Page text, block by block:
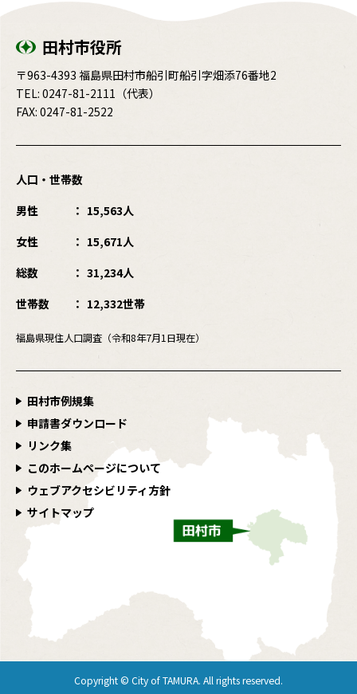
田村市役所
〒963-4393 福島県田村市船引町船引字畑添76番地2
TEL: 0247-81-2111 （代表）
FAX: 0247-81-2522
人口・世帯数
男性
15,563人
女性
15,671人
総数
31,234人
世帯数
12,332世帯
福島県現住人口調査（令和8年7月1日現在）
田村市例規集
申請書ダウンロード
リンク集
このホームページについて
ウェブアクセシビリティ方針
サイトマップ
Copyright © City of TAMURA. All rights reserved.